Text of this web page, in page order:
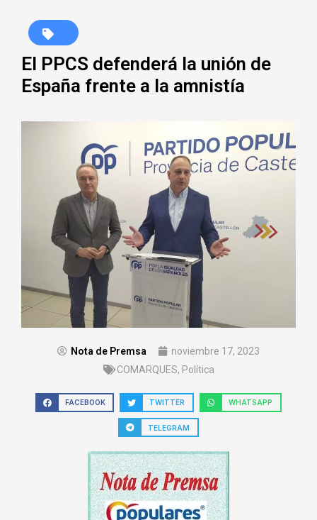
El PPCS defenderá la unión de
España frente a la amnistía
Nota de Premsa
noviembre 17, 2023
COMARQUES, Política
FACEBOOK TWITTER WHATSAPP
TELEGRAM